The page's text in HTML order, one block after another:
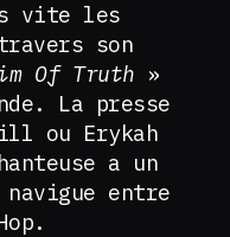
vite les
son
Of Truth »
La presse
ou Erykah
a un
entre